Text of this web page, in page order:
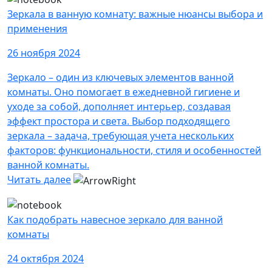
Зеркала в ванную комнату: важные нюансы выбора и
применения
26 ноября 2024
Зеркало – один из ключевых элементов ванной
комнаты. Оно помогает в ежедневной гигиене и
уходе за собой, дополняет интерьер, создавая
эффект простора и света. Выбор подходящего
зеркала – задача, требующая учета нескольких
факторов: функциональности, стиля и особенностей
ванной комнаты.
Читать далее
Как подобрать навесное зеркало для ванной
комнаты
24 октября 2024